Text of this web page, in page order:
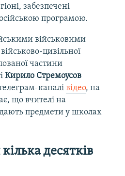
забезпечені
програмою.
військовими
цивільної
частини
Кирило Стремоусов
каналі відео, на
що вчителі на
предмети у школах
десятків